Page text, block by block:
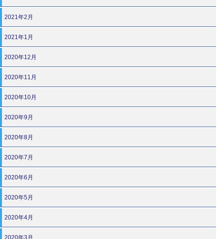
2021年2月
2021年1月
2020年12月
2020年11月
2020年10月
2020年9月
2020年8月
2020年7月
2020年6月
2020年5月
2020年4月
2020年3月